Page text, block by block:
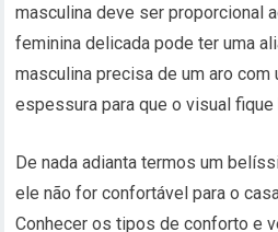
masculina deve ser proporcional
feminina delicada pode ter uma
masculina precisa de um aro com
espessura para que o visual fique
De nada adianta termos um
ele não for confortável para o
Conhecer os tipos de conforto e